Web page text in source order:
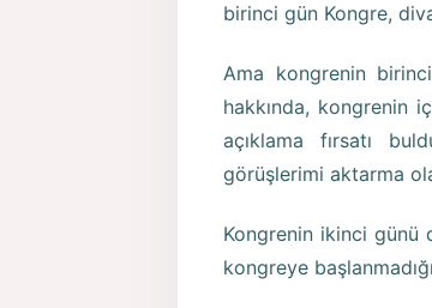
birinci gün Kongre,
Ama kongrenin
hakkında, kongrenin
açıklama fırsatı
görüşlerimi aktarma
Kongrenin ikinci günü
kongreye